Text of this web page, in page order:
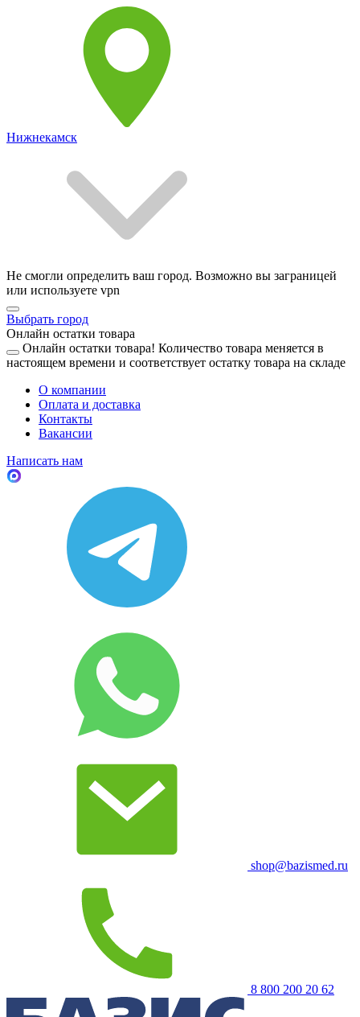
Нижнекамск
Не смогли определить ваш город. Возможно вы заграницей
или используете vpn
Выбрать город
Онлайн остатки товара
Онлайн остатки товара! Количество товара меняется в
настоящем времени и соответствует остатку товара на складе
О компании
Оплата и доставка
Контакты
Вакансии
Написать нам
shop@bazismed.ru
8 800 200 20 62